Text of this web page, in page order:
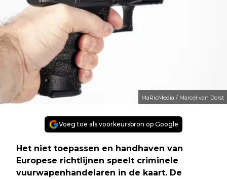
MaRicMedia / Marcel van Dorst
Voeg toe als voorkeursbron op Google
Het niet toepassen en handhaven van
Europese richtlijnen speelt criminele
vuurwapenhandelaren in de kaart. De